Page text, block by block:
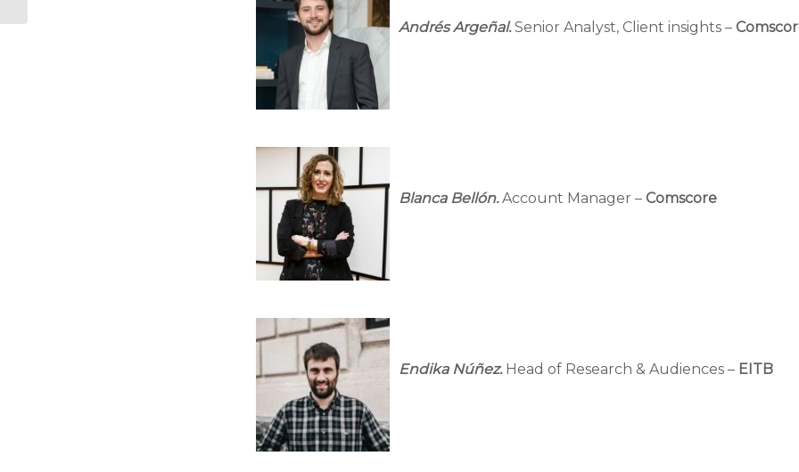
Andrés Argeñal.Senior Analyst, Client insights –
Blanca Bellón.Account Manager – Comscore
Endika Núñez.Head of Research & Audiences – EITB